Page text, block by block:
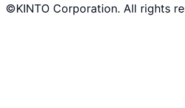
©KINTO Corporation. All rights